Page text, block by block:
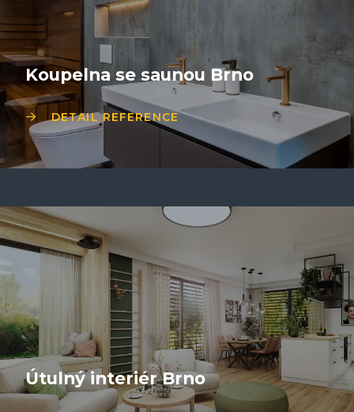
Koupelna se saunou Brno
DETAIL REFERENCE
Útulný interiér Brno